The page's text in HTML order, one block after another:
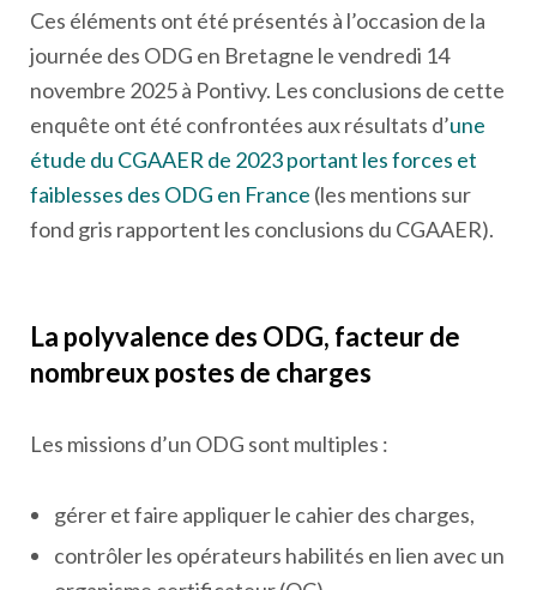
Ces éléments ont été présentés à l’occasion de la
journée des ODG en Bretagne le vendredi 14
novembre 2025 à Pontivy. Les conclusions de cette
enquête ont été confrontées aux résultats d’une
étude du CGAAER de 2023 portant les forces et
faiblesses des ODG en France (les mentions sur
fond gris rapportent les conclusions du CGAAER).
La polyvalence des ODG, facteur de
nombreux postes de charges
Les missions d’un ODG sont multiples :
gérer et faire appliquer le cahier des charges,
contrôler les opérateurs habilités en lien avec un